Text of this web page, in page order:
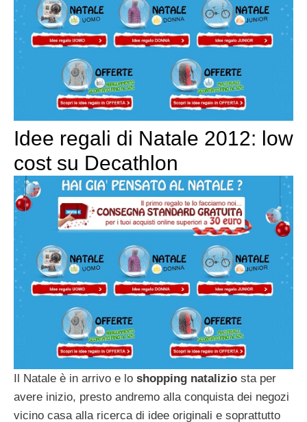
Idee regali di Natale 2012: low
cost su Decathlon
Il Natale è in arrivo e lo shopping natalizio sta per
avere inizio, presto andremo alla conquista dei negozi
vicino casa alla ricerca di idee originali e soprattutto